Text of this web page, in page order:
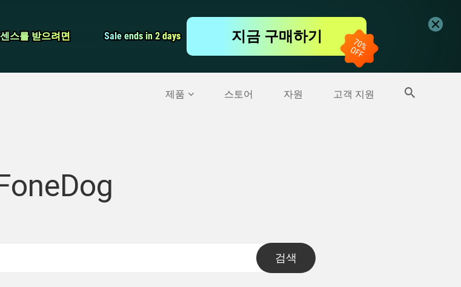
스를 받으려면
스를 받으려면 Sale ends in 2 days
Sale ends in 2 days 지금 구매하기
제품 스토어 자원 고객 지원
스크린 레코더
더 많은 제품
검색